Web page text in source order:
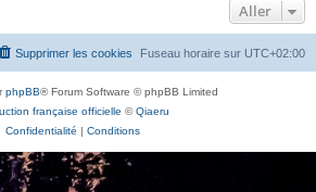
Aller
Fuseau horaire sur UTC+02:00
Supprimer les cookies
phpBB® Forum Software © phpBB Limited
française officielle ©Qiaeru
Confidentialité | Conditions